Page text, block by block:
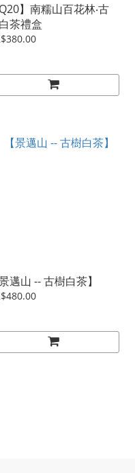
Q20】南糯山百花林‧古
茶禮盒
景邁山 -- 古樹白茶】